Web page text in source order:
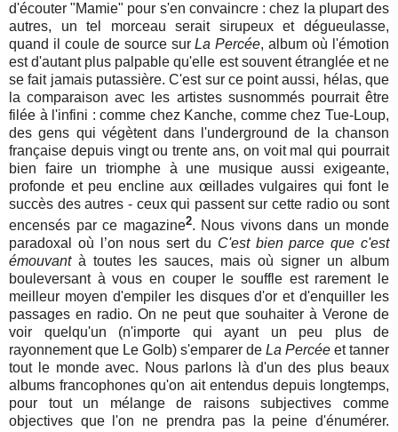
d'écouter "Mamie" pour s'en convaincre : chez la plupart des
autres, un tel morceau serait sirupeux et dégueulasse,
quand il coule de source surLa Percée, album où l'émotion
est d'autant plus palpable qu'elle est souvent étranglée et ne
se fait jamais putassière. C'est sur ce point aussi, hélas, que
la comparaison avec les artistes susnommés pourrait être
filée à l'infini : comme chez Kanche, comme chez Tue-Loup,
des gens qui végètent dans l'underground de la chanson
française depuis vingt ou trente ans, on voit mal qui pourrait
bien faire un triomphe à une musique aussi exigeante,
profonde et peu encline aux œillades vulgaires qui font le
succès des autres - ceux qui passent sur cette radio ou sont
encensés par ce magazine2. Nous vivons dans un monde
paradoxal où l’on nous sert du C'est bien parce que c'est
émouvantà toutes les sauces, mais où signer un album
bouleversant à vous en couper le souffle est rarement le
meilleur moyen d'empiler les disques d'or et d'enquiller les
passages en radio. On ne peut que souhaiter à Verone de
voir quelqu'un (n'importe qui ayant un peu plus de
rayonnement que Le Golb) s'emparer de La Percée et tanner
tout le monde avec. Nous parlons là d'un des plus beaux
albums francophones qu'on ait entendus depuis longtemps,
pour tout un mélange de raisons subjectives comme
objectives que l'on ne prendra pas la peine d'énumérer.